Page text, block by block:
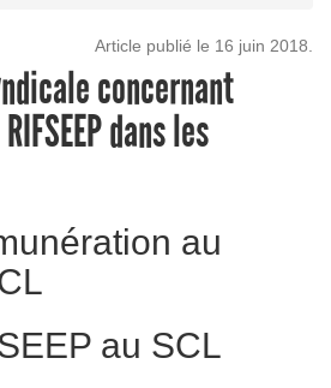
Article publié le 16 juin 2018.
concernant
dans les
au
au SCL